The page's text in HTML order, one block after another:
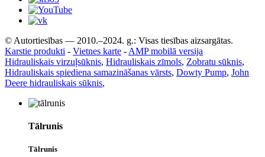
© Autortiesības — 2010.–2024. g.: Visas tiesības aizsargātas.
Karstie produkti - Vietnes karte - AMP mobilā versija
Hidrauliskais virzuļsūknis, Hidrauliskais zīmols, Zobratu sūknis,
Hidrauliskais spiediena samazināšanas vārsts, Dowty Pump, John
Deere hidrauliskais sūknis,
Tālrunis
Tālrunis